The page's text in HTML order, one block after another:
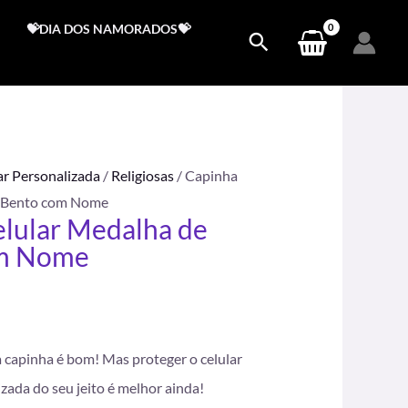
💝DIA DOS NAMORADOS💝
Personalizada / Religiosas / Capinha
com Nome
Medalha de
Nome
é bom! Mas proteger o celular
do seu jeito é melhor ainda!